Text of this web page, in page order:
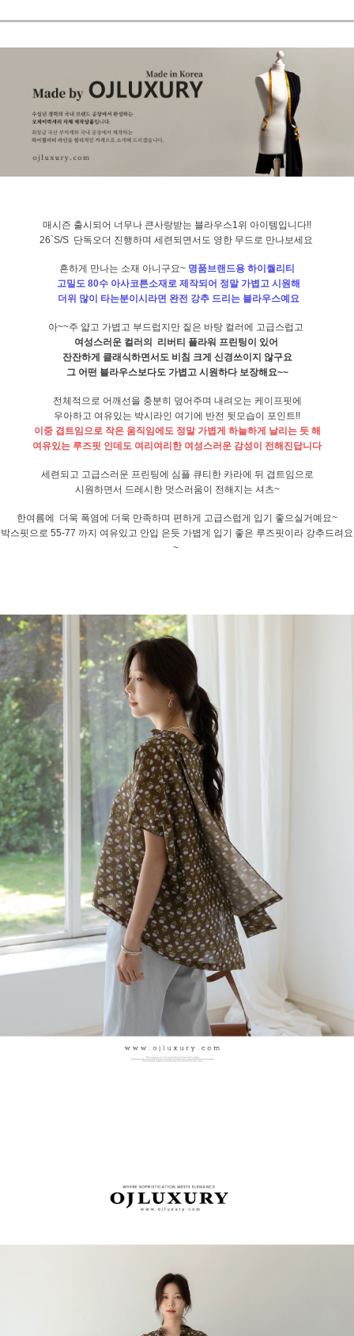
매시즌 출시되어 너무나 큰사랑받는 블라우스1위 아이템입니다!!
26`S/S 단독오더 진행하며 세련되면서도 영한 무드로 만나보세요
흔하게 만나는 소재 아니구요~ 명품브랜드용 하이퀄리티
고밀도 80수 아사코튼소재로 제작되어 정말 가볍고 시원해
더위 많이 타는분이시라면 완전 강추 드리는 블라우스예요
아~~주 얇고 가볍고 부드럽지만 짙은 바탕 컬러에 고급스럽고
여성스러운 컬러의 리버티 플라워 프린팅이 있어
잔잔하게 클래식하면서도 비침 크게 신경쓰이지 않구요
그 어떤 블라우스보다도 가볍고 시원하다 보장해요~~
전체적으로 어깨선을 충분히 덮어주며 내려오는 케이프핏에
우아하고 여유있는 박시라인 여기에 반전 뒷모습이 포인트!!
이중 겹트임으로 작은 움직임에도 정말 가볍게 하늘하게 날리는 듯 해
여유있는 루즈핏 인데도 여리여리한 여성스러운 감성이 전해진답니다
세련되고 고급스러운 프린팅에 심플 큐티한 카라에 뒤 겹트임으로
시원하면서 드레시한 멋스러움이 전해지는 셔츠~
한여름에 더욱 폭염에 더욱 만족하며 편하게 고급스럽게 입기 좋으실거예요~
박스핏으로 55-77 까지 여유있고 안입 은듯 가볍게 입기 좋은 루즈핏이라 강추드려요
~